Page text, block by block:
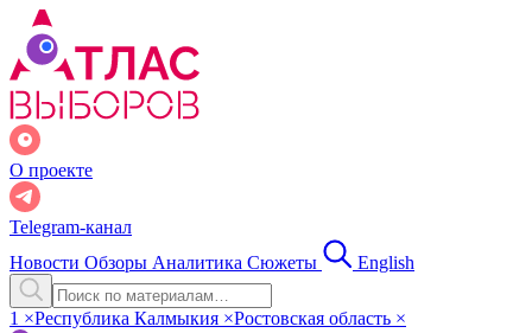
О проекте
Telegram-канал
Новости Обзоры Аналитика Сюжеты English
1 ×Республика Калмыкия ×Ростовская область ×